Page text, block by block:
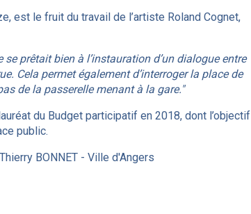
est le fruit du travail de l’artiste Roland Cognet,
se prêtait bien à l’instauration d’un dialogue entre
Cela permet également d’interroger la place de
de la passerelle menant à la gare."
du Budget participatif en 2018, dont l’objectif
public.
BONNET - Ville d'Angers